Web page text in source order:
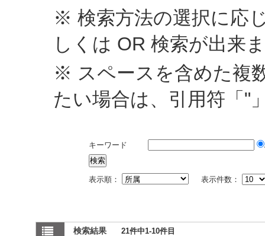
※ 検索方法の選択に応
しくは OR 検索が出来
※ スペースを含めた複
たい場合は、引用符「"
キーワード
表示順： 表示件数：
検索結果 21件中1-10件目